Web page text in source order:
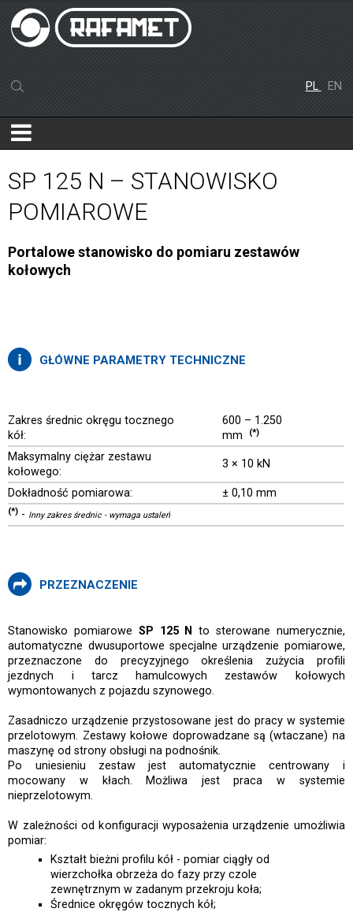
PL EN
SP 125 N – STANOWISKO
POMIAROWE
Portalowe stanowisko do pomiaru zestawów
kołowych
GŁÓWNE PARAMETRY TECHNICZNE
Zakres średnic okręgu tocznego
kół:
600 – 1.250
mm
(*)
Maksymalny ciężar zestawu
kołowego:
3 × 10 kN
Dokładność pomiarowa: ± 0,10 mm
(*) - Inny zakres średnic - wymaga ustaleń
PRZEZNACZENIE
Stanowisko pomiarowe SP 125 N
to sterowane numerycznie,
automatyczne dwusuportowe specjalne urządzenie pomiarowe,
przeznaczone do precyzyjnego określenia zużycia profili
jezdnych i tarcz hamulcowych zestawów kołowych
wymontowanych z pojazdu szynowego.
Zasadniczo urządzenie przystosowane jest do pracy w systemie
przelotowym. Zestawy kołowe doprowadzane są (wtaczane) na
maszynę od strony obsługi na podnośnik.
Po uniesieniu zestaw jest automatycznie centrowany i
mocowany w kłach. Możliwa jest praca w systemie
nieprzelotowym.
W zależności od konfiguracji wyposażenia urządzenie umożliwia
pomiar:
Kształt bieżni profilu kół - pomiar ciągły od
wierzchołka obrzeża do fazy przy czole
zewnętrznym w zadanym przekroju koła;
Średnice okręgów tocznych kół;